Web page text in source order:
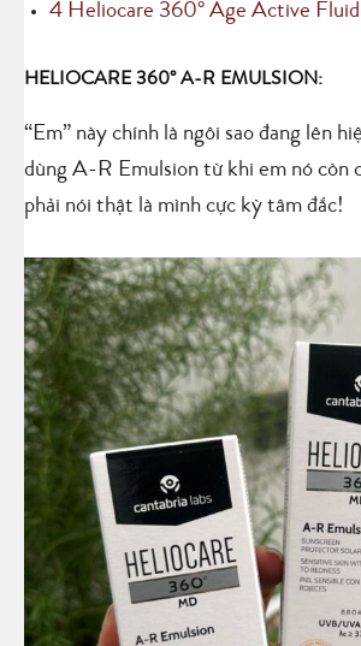
4 Heliocare 360° Age Active
HELIOCARE 360° A-R EMULSION:
“Em” này chính là ngôi sao đang lên
dùng A-R Emulsion từ khi em nó còn
phải nói thật là mình cực kỳ tâm đắc!